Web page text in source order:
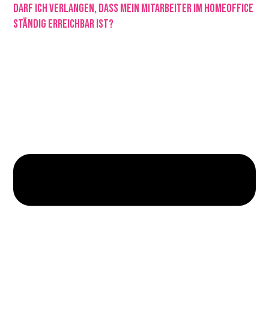
Darf ich verlangen, dass mein Mitarbeiter im Homeoffice
ständig erreichbar ist?